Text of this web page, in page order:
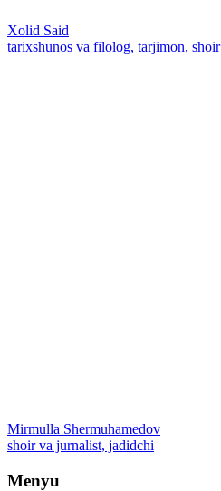
Xolid Said
tarixshunos va filolog, tarjimon, shoir
Mirmulla Shermuhamedov
shoir va jurnalist, jadidchi
Menyu